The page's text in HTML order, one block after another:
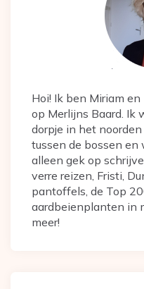
Hoi! Ik ben Miriam
op Merlijns Baard. Ik
dorpje in het
tussen de bossen
alleen gek op
verre reizen, Fristi,
pantoffels, de Top
aardbeienplanten in
meer!